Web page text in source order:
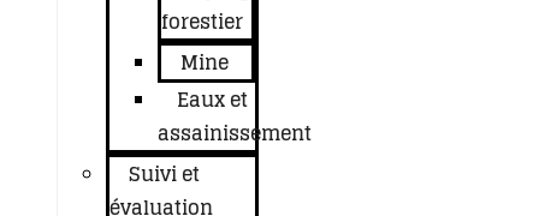
forestier
Mine
Eaux et
assainissement
Suivi et
évaluation